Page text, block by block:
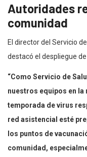
Autoridades
comunidad
El director del Servicio
destacó el despliegue
“Como Servicio de
nuestros equipos en la
temporada de virus
red asistencial esté
los puntos de
comunidad,